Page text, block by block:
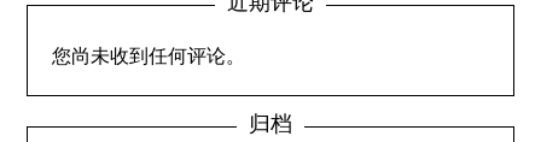
您尚未收到任何评论。
归档